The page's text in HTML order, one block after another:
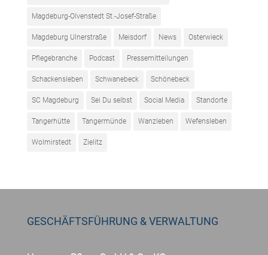
Magdeburg-Olvenstedt St.-Josef-Straße
Magdeburg Ulnerstraße Meisdorf News Osterwieck
Pflegebranche Podcast Pressemitteilungen
Schackensleben Schwanebeck Schönebeck
SC Magdeburg Sei Du selbst Social Media Standorte
Tangerhütte Tangermünde Wanzleben Wefensleben
Wolmirstedt Zielitz
GESCHÄFTSFÜHRUNG & VERWALTUNG